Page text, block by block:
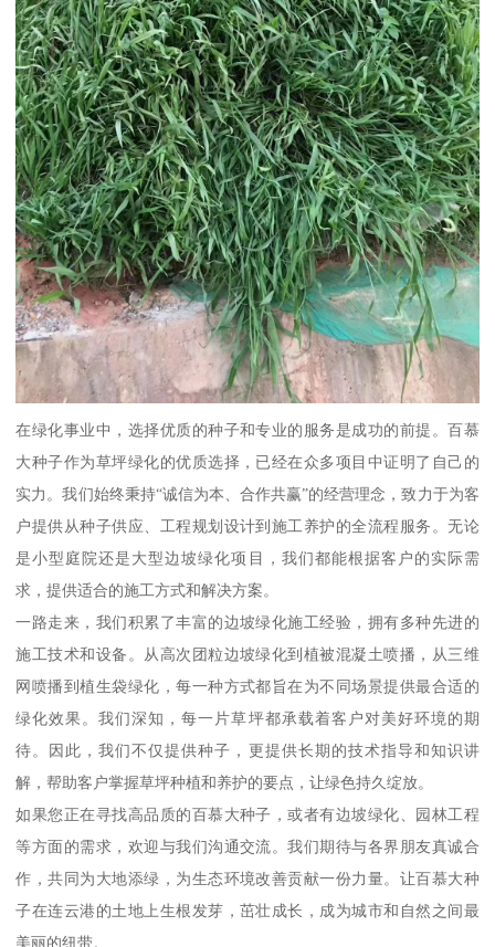
在绿化事业中，选择优质的种子和专业的服务是成功的前提。百慕
大种子作为草坪绿化的优质选择，已经在众多项目中证明了自己的
实力。我们始终秉持“诚信为本、合作共赢”的经营理念，致力于为客
户提供从种子供应、工程规划设计到施工养护的全流程服务。无论
是小型庭院还是大型边坡绿化项目，我们都能根据客户的实际需
求，提供适合的施工方式和解决方案。
一路走来，我们积累了丰富的边坡绿化施工经验，拥有多种先进的
施工技术和设备。从高次团粒边坡绿化到植被混凝土喷播，从三维
网喷播到植生袋绿化，每一种方式都旨在为不同场景提供最合适的
绿化效果。我们深知，每一片草坪都承载着客户对美好环境的期
待。因此，我们不仅提供种子，更提供长期的技术指导和知识讲
解，帮助客户掌握草坪种植和养护的要点，让绿色持久绽放。
如果您正在寻找高品质的百慕大种子，或者有边坡绿化、园林工程
等方面的需求，欢迎与我们沟通交流。我们期待与各界朋友真诚合
作，共同为大地添绿，为生态环境改善贡献一份力量。让百慕大种
子在连云港的土地上生根发芽，茁壮成长，成为城市和自然之间最
美丽的纽带。